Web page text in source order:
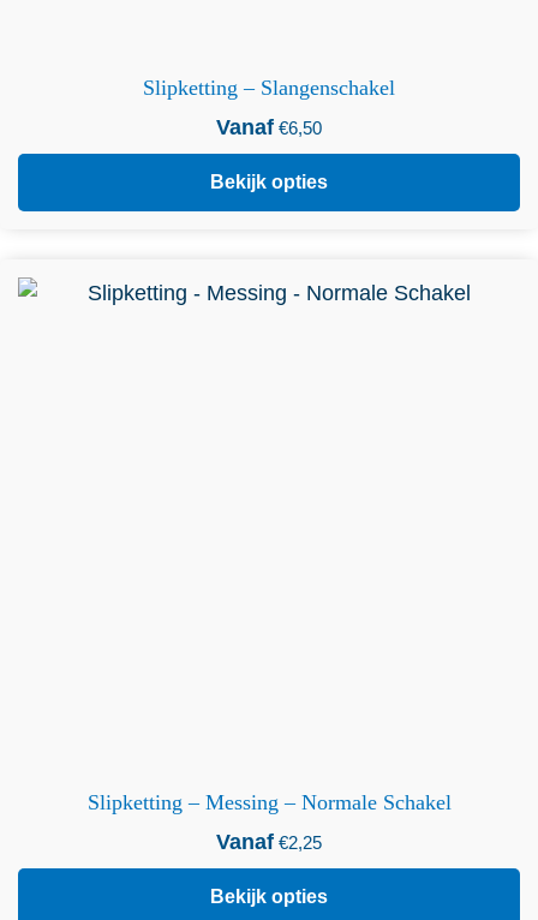
Slipketting – Slangenschakel
Vanaf €6,50
Bekijk opties
Slipketting – Messing – Normale Schakel
Vanaf €2,25
Bekijk opties
Dit product heeft meerdere variaties. Deze optie kan
gekozen worden op de productpagina